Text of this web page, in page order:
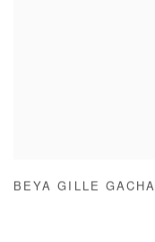
BEYA GILLE GACHA